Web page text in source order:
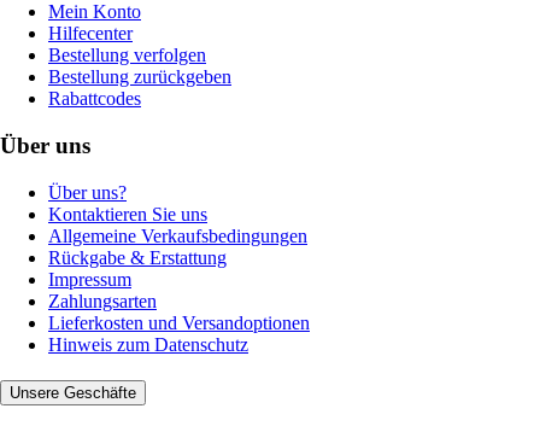
Mein Konto
Hilfecenter
Bestellung verfolgen
Bestellung zurückgeben
Rabattcodes
Über uns
Über uns?
Kontaktieren Sie uns
Allgemeine Verkaufsbedingungen
Rückgabe & Erstattung
Impressum
Zahlungsarten
Lieferkosten und Versandoptionen
Hinweis zum Datenschutz
Unsere Geschäfte